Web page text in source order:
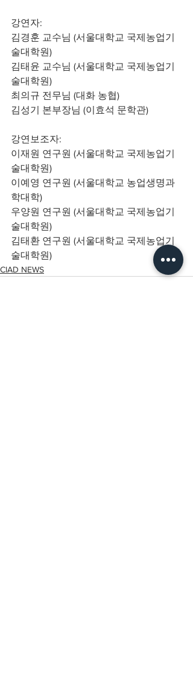
강연자:
김경훈 교수님 (서울대학교 국제농업기
술대학원)
김태윤 교수님 (서울대학교 국제농업기
술대학원)
최의규 전무님 (대화 농협)
김성기 본부장님 (이효석 문학관)
강연보조자:
이재원 연구원 (서울대학교 국제농업기
술대학원)
이예영 연구원 (서울대학교 농업생명과
학대학)
우양원 연구원 (서울대학교 국제농업기
술대학원)
김태환 연구원 (서울대학교 국제농업기
술대학원)
CIAD NEWS